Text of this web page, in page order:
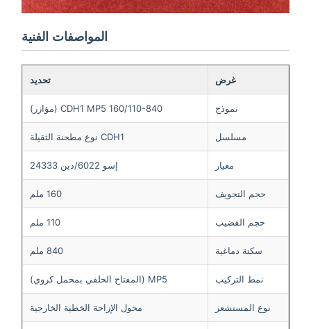
المواصفات الفنية
CDH1 MP5 160/110-840 (مؤازر)
مسلسل CDH1 نوع مطحنة الثقيلة
حجم التجويف
حجم القضيب
سكتة دماغية
نمط التركيب
نوع المستشعر محول الإزاحة الخطية الخارجية